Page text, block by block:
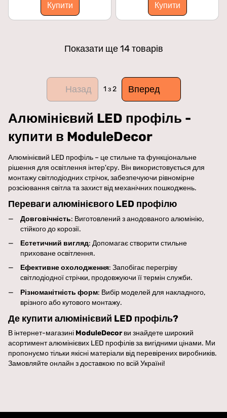
Купити Купити
Показати ще 14 товарів
Назад 1 з 2 Вперед
Алюмінієвий LED профіль -
купити в ModuleDecor
Алюмінієвий LED профіль – це стильне та функціональне
рішення для освітлення інтер'єру. Він використовується для
монтажу світлодіодних стрічок, забезпечуючи рівномірне
розсіювання світла та захист від механічних пошкоджень.
Переваги алюмінієвого LED профілю
Довговічність: Виготовлений з анодованого алюмінію,
стійкого до корозії.
Естетичний вигляд: Допомагає створити стильне
приховане освітлення.
Ефективне охолодження: Запобігає перегріву
світлодіодної стрічки, продовжуючи її термін служби.
Різноманітність форм: Вибір моделей для накладного,
врізного або кутового монтажу.
Де купити алюмінієвий LED профіль?
В інтернет-магазині ModuleDecorви знайдете широкий
асортимент алюмінієвих LED профілів за вигідними цінами. Ми
пропонуємо тільки якісні матеріали від перевірених виробників.
Замовляйте онлайн з доставкою по всій Україні!